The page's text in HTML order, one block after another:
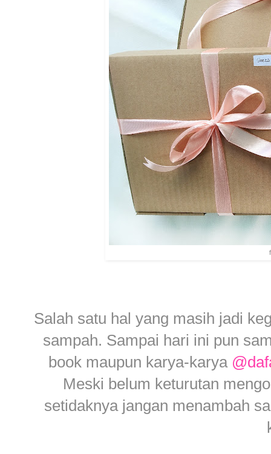
Salah satu hal yang masih jadi
sampah. Sampai hari ini pun
book maupun karya-karya
Meski belum keturutan
setidaknya jangan menambah